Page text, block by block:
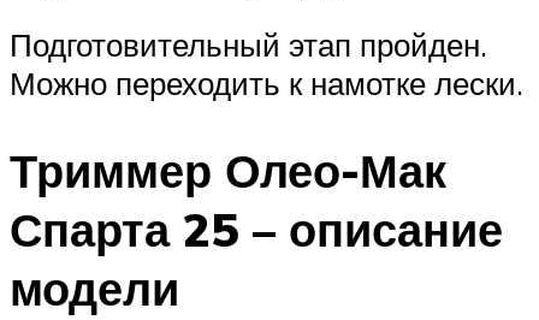
Подготовительный этап пройден.
Можно переходить к намотке лески.
Триммер Олео-Мак
Спарта 25 – описание
модели